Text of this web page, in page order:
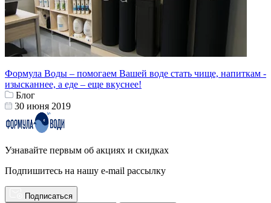
Формула Воды – помогаем Вашей воде стать чище, напиткам -
изысканнее, а еде – еще вкуснее!
Блог
30 июня 2019
Узнавайте первым об акциях и скидках
Подпишитесь на нашу e-mail рассылку
Подписаться